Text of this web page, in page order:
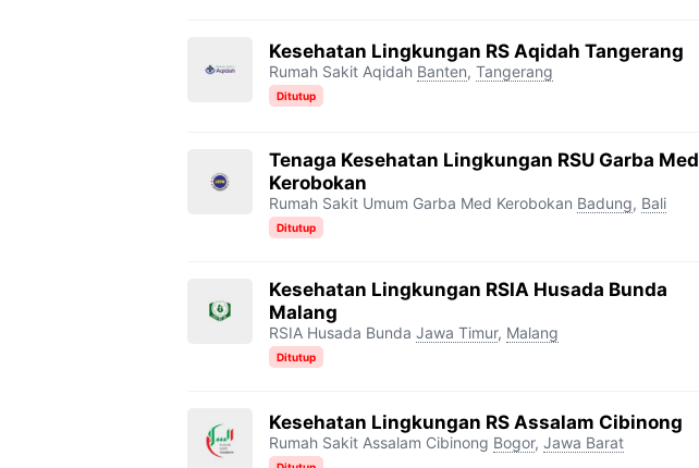
Kesehatan Lingkungan RS Aqidah Tangerang
Rumah Sakit Aqidah Banten, Tangerang
Ditutup
Tenaga Kesehatan Lingkungan RSU Garba Med
Kerobokan
Rumah Sakit Umum Garba Med Kerobokan Badung, Bali
Ditutup
Kesehatan Lingkungan RSIA Husada Bunda
Malang
RSIA Husada Bunda Jawa Timur, Malang
Ditutup
Kesehatan Lingkungan RS Assalam Cibinong
Rumah Sakit Assalam Cibinong Bogor, Jawa Barat